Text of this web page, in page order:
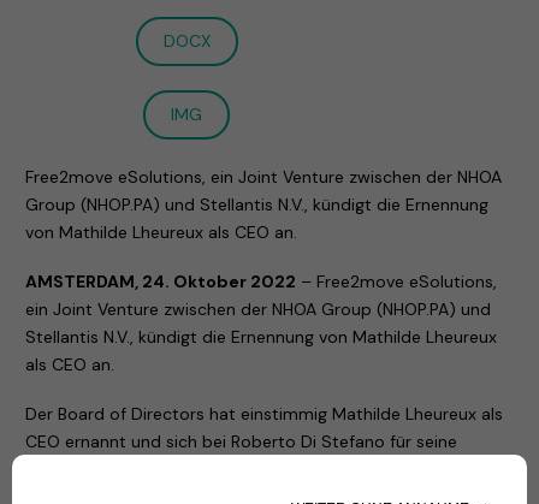
DOCX
IMG
Free2move eSolutions, ein Joint Venture zwischen der NHOA
Group (NHOP.PA) und Stellantis N.V., kündigt die Ernennung
von Mathilde Lheureux als CEO an.
AMSTERDAM, 24. Oktober 2022 – Free2move eSolutions,
ein Joint Venture zwischen der NHOA Group (NHOP.PA) und
Stellantis N.V., kündigt die Ernennung von Mathilde Lheureux
als CEO an.
Der Board of Directors hat einstimmig Mathilde Lheureux als
CEO ernannt und sich bei Roberto Di Stefano für seine